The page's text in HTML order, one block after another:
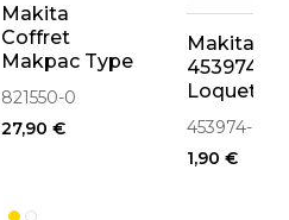
Makita
Coffret
Makpac Type
2
(395X295X163mm)
821550-0
821550-0
27,90 €
Makita
453974-8
Loquet
Coffret
MAKPAC
453974-8
1,90 €